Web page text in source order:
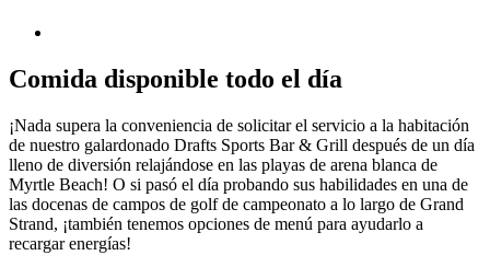
Comida disponible todo el día
¡Nada supera la conveniencia de solicitar el servicio a la habitación
de nuestro galardonado Drafts Sports Bar & Grill después de un día
lleno de diversión relajándose en las playas de arena blanca de
Myrtle Beach! O si pasó el día probando sus habilidades en una de
las docenas de campos de golf de campeonato a lo largo de Grand
Strand, ¡también tenemos opciones de menú para ayudarlo a
recargar energías!